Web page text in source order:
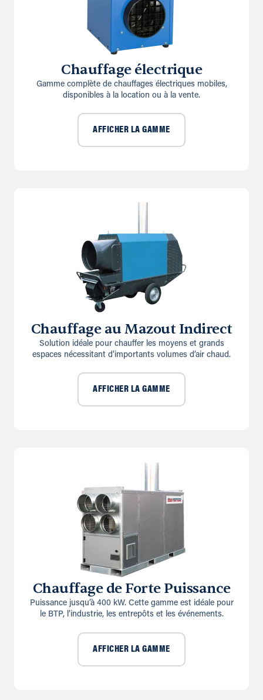
Chauffage électrique
Gamme complète de chauffages électriques mobiles,
disponibles à la location ou à la vente.
AFFICHER LA GAMME
Chauffage au Mazout Indirect
Solution idéale pour chauffer les moyens et grands
espaces nécessitant d’importants volumes d’air chaud.
AFFICHER LA GAMME
Chauffage de Forte Puissance
Puissance jusqu’à 400 kW. Cette gamme est idéale pour
le BTP, l’industrie, les entrepôts et les événements.
AFFICHER LA GAMME